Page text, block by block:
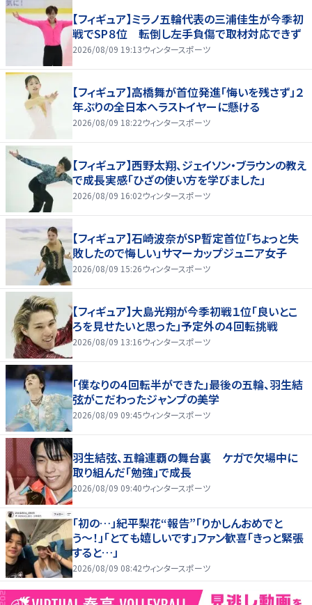
【フィギュア】ミラノ五輪代表の三浦佳生が今季初
戦でSP８位 転倒し左手負傷で取材対応できず
2026/08/09 19:13ウィンタースポーツ
【フィギュア】高橋舞が首位発進「悔いを残さず」２
年ぶりの全日本へラストイヤーに懸ける
2026/08/09 18:22ウィンタースポーツ
【フィギュア】西野太翔、ジェイソン・ブラウンの教え
で成長実感「ひざの使い方を学びました」
2026/08/09 16:02ウィンタースポーツ
【フィギュア】石崎波奈がSP暫定首位「ちょっと失
敗したので悔しい」サマーカップジュニア女子
2026/08/09 15:26ウィンタースポーツ
【フィギュア】大島光翔が今季初戦１位「良いとこ
ろを見せたいと思った」予定外の４回転挑戦
2026/08/09 13:16ウィンタースポーツ
「僕なりの４回転半ができた」最後の五輪、羽生結
弦がこだわったジャンプの美学
2026/08/09 09:45ウィンタースポーツ
羽生結弦、五輪連覇の舞台裏 ケガで欠場中に
取り組んだ「勉強」で成長
2026/08/09 09:40ウィンタースポーツ
「初の…」紀平梨花“報告”「りかしんおめでと
う〜！」「とても嬉しいです」ファン歓喜「きっと緊張
すると…」
2026/08/09 08:42ウィンタースポーツ